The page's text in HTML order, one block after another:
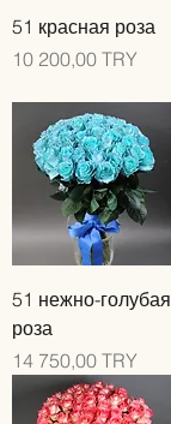
51 красная роза
Цена
10 200,00 TRY
51 нежно-голубая
роза
Цена
14 750,00 TRY